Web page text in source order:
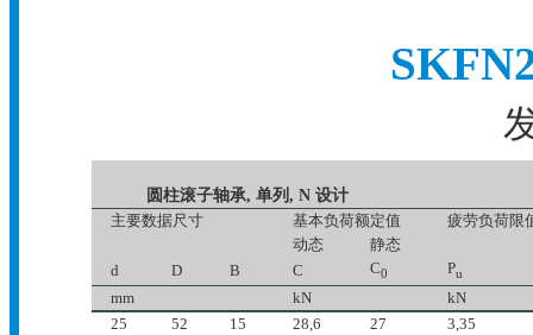
圆柱滚子轴承, 单列, N 设计
主要数据尺寸
基本负荷额定值
疲劳负荷限
动态
静态
d
D B C C0 Pu
mm kN
kN
25
52 15 28,6 27 3,35